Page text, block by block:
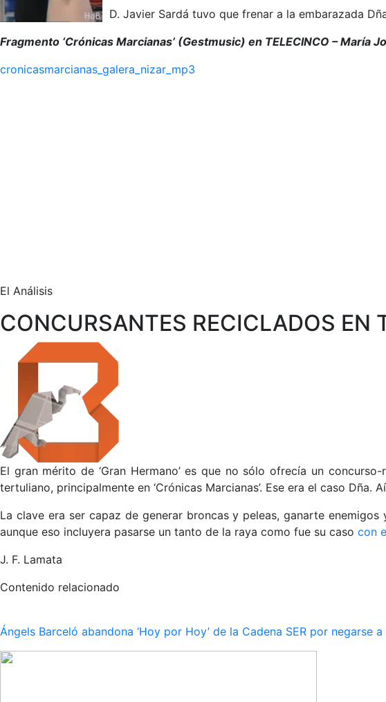
D. Javier Sardá tuvo que frenar a la embarazada
Fragmento ‘Crónicas Marcianas’ (Gestmusic) en TELECINCO – María
cronicasmarcianas_galera_nizar_mp3
El Análisis
CONCURSANTES RECICLADOS EN
El gran mérito de ‘Gran Hermano’ es que no sólo ofrecía un
tertuliano, principalmente en ‘Crónicas Marcianas’. Ese era el caso Dña.
La clave era ser capaz de generar broncas y peleas, ganarte
aunque eso incluyera pasarse un tanto de la raya como fue su caso con
J. F. Lamata
Contenido relacionado
Ángels Barceló abandona ‘Hoy por Hoy’ de la Cadena SER por